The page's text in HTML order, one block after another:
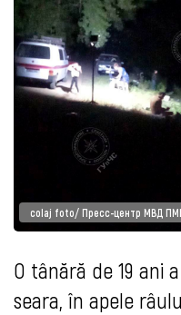
colaj foto/ Пресс-центр МВД
O tânără de 19 ani
seara, în apele